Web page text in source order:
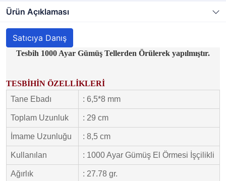
Ürün Açıklaması
Satıcıya Danış
Tesbih 1000 Ayar Gümüş Tellerden Örülerek yapılmıştır.
TESBİHİN ÖZELLİKLERİ
Tane Ebadı
: 6,5*8 mm
Toplam Uzunluk : 29 cm
İmame Uzunluğu : 8,5 cm
Kullanılan : 1000 Ayar Gümüş El Örmesi İşçilikli
Ağırlık : 27.78 gr.